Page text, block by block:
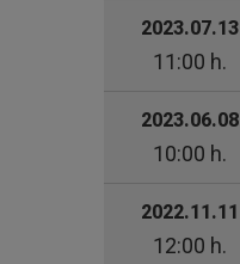
2023.07.13
11:00 h.
2023.06.08
10:00 h.
2022.11.11
12:00 h.